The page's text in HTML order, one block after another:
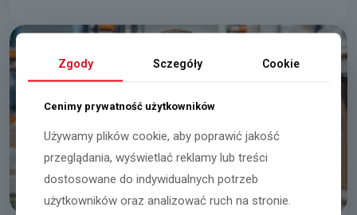
Zgody Sczegóły Cookie
Cenimy prywatność użytkowników
Używamy plików cookie, aby poprawić jakość
przeglądania, wyświetlać reklamy lub treści
dostosowane do indywidualnych potrzeb
użytkowników oraz analizować ruch na stronie.